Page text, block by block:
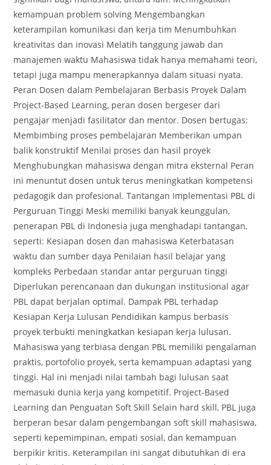
kemampuan problem solving Mengembangkan
keterampilan komunikasi dan kerja tim Menumbuhkan
kreativitas dan inovasi Melatih tanggung jawab dan
manajemen waktu Mahasiswa tidak hanya memahami teori,
tetapi juga mampu menerapkannya dalam situasi nyata.
Peran Dosen dalam Pembelajaran Berbasis Proyek Dalam
Project-Based Learning, peran dosen bergeser dari
pengajar menjadi fasilitator dan mentor. Dosen bertugas:
Membimbing proses pembelajaran Memberikan umpan
balik konstruktif Menilai proses dan hasil proyek
Menghubungkan mahasiswa dengan mitra eksternal Peran
ini menuntut dosen untuk terus meningkatkan kompetensi
pedagogik dan profesional. Tantangan Implementasi PBL di
Perguruan Tinggi Meski memiliki banyak keunggulan,
penerapan PBL di Indonesia juga menghadapi tantangan,
seperti: Kesiapan dosen dan mahasiswa Keterbatasan
waktu dan sumber daya Penilaian hasil belajar yang
kompleks Perbedaan standar antar perguruan tinggi
Diperlukan perencanaan dan dukungan institusional agar
PBL dapat berjalan optimal. Dampak PBL terhadap
Kesiapan Kerja Lulusan Pendidikan kampus berbasis
proyek terbukti meningkatkan kesiapan kerja lulusan.
Mahasiswa yang terbiasa dengan PBL memiliki pengalaman
praktis, portofolio proyek, serta kemampuan adaptasi yang
tinggi. Hal ini menjadi nilai tambah bagi lulusan saat
memasuki dunia kerja yang kompetitif. Project-Based
Learning dan Penguatan Soft Skill Selain hard skill, PBL juga
berperan besar dalam pengembangan soft skill mahasiswa,
seperti kepemimpinan, empati sosial, dan kemampuan
berpikir kritis. Keterampilan ini sangat dibutuhkan di era